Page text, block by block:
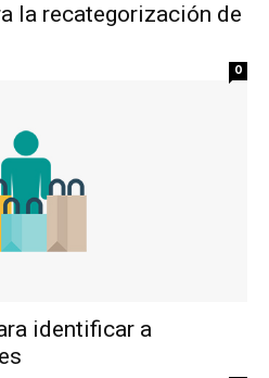
la recategorización de
0
identificar a